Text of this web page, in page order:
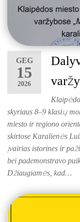
GEG
15
2026
skyriaus 8–9 klasių
miesto ir regiono
skirtose Karalienės
įvairias istorines ir
bei pademonstravo
Džiaugiamės, kad…